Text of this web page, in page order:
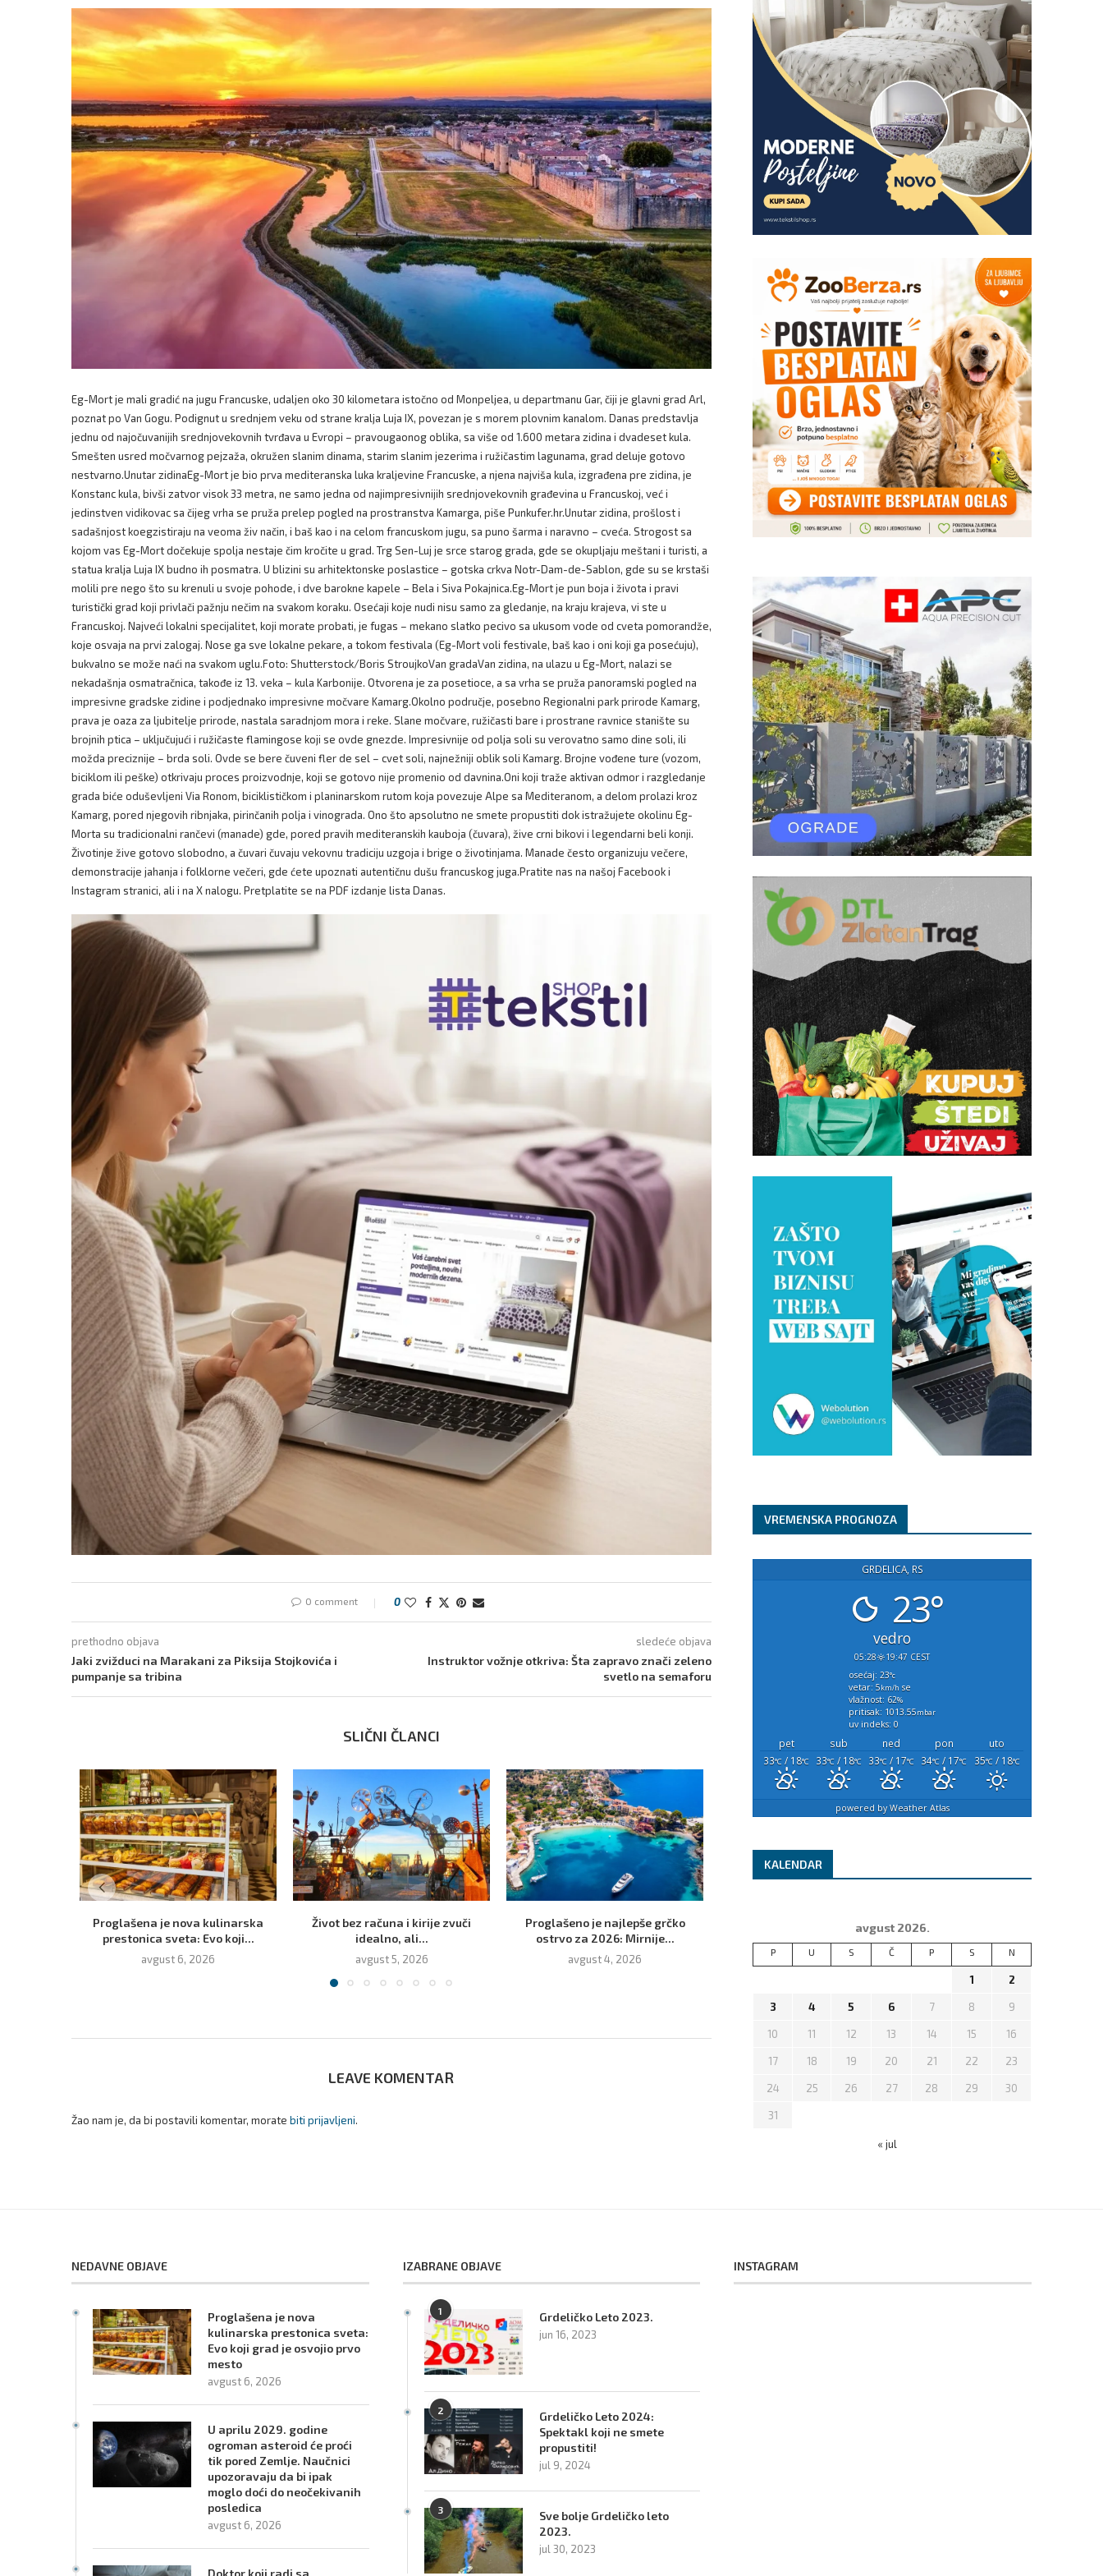
Eg-Mort je mali gradić na jugu Francuske, udaljen oko 30 kilometara istočno od Monpeljea, u departmanu Gar, čiji je glavni grad Arl,
poznat po Van Gogu. Podignut u srednjem veku od strane kralja Luja IX, povezan je s morem plovnim kanalom. Danas predstavlja
jednu od najočuvanijih srednjovekovnih tvrđava u Evropi – pravougaonog oblika, sa više od 1.600 metara zidina i dvadeset kula.
Smešten usred močvarnog pejzaža, okružen slanim dinama, starim slanim jezerima i ružičastim lagunama, grad deluje gotovo
nestvarno.Unutar zidinaEg-Mort je bio prva mediteranska luka kraljevine Francuske, a njena najviša kula, izgrađena pre zidina, je
Konstanc kula, bivši zatvor visok 33 metra, ne samo jedna od najimpresivnijih srednjovekovnih građevina u Francuskoj, već i
jedinstven vidikovac sa čijeg vrha se pruža prelep pogled na prostranstva Kamarga, piše Punkufer.hr.Unutar zidina, prošlost i
sadašnjost koegzistiraju na veoma živ način, i baš kao i na celom francuskom jugu, sa puno šarma i naravno – cveća. Strogost sa
kojom vas Eg-Mort dočekuje spolja nestaje čim kročite u grad. Trg Sen-Luj je srce starog grada, gde se okupljaju meštani i turisti, a
statua kralja Luja IX budno ih posmatra. U blizini su arhitektonske poslastice – gotska crkva Notr-Dam-de-Sablon, gde su se krstaši
molili pre nego što su krenuli u svoje pohode, i dve barokne kapele – Bela i Siva Pokajnica.Eg-Mort je pun boja i života i pravi
turistički grad koji privlači pažnju nečim na svakom koraku. Osećaji koje nudi nisu samo za gledanje, na kraju krajeva, vi ste u
Francuskoj. Najveći lokalni specijalitet, koji morate probati, je fugas – mekano slatko pecivo sa ukusom vode od cveta pomorandže,
koje osvaja na prvi zalogaj. Nose ga sve lokalne pekare, a tokom festivala (Eg-Mort voli festivale, baš kao i oni koji ga posećuju),
bukvalno se može naći na svakom uglu.Foto: Shutterstock/Boris StroujkoVan gradaVan zidina, na ulazu u Eg-Mort, nalazi se
nekadašnja osmatračnica, takođe iz 13. veka – kula Karbonije. Otvorena je za posetioce, a sa vrha se pruža panoramski pogled na
impresivne gradske zidine i podjednako impresivne močvare Kamarg.Okolno područje, posebno Regionalni park prirode Kamarg,
prava je oaza za ljubitelje prirode, nastala saradnjom mora i reke. Slane močvare, ružičasti bare i prostrane ravnice stanište su
brojnih ptica – uključujući i ružičaste flamingose koji se ovde gnezde. Impresivnije od polja soli su verovatno samo dine soli, ili
možda preciznije – brda soli. Ovde se bere čuveni fler de sel – cvet soli, najnežniji oblik soli Kamarg. Brojne vođene ture (vozom,
biciklom ili peške) otkrivaju proces proizvodnje, koji se gotovo nije promenio od davnina.Oni koji traže aktivan odmor i razgledanje
grada biće oduševljeni Via Ronom, biciklističkom i planinarskom rutom koja povezuje Alpe sa Mediteranom, a delom prolazi kroz
Kamarg, pored njegovih ribnjaka, pirinčanih polja i vinograda. Ono što apsolutno ne smete propustiti dok istražujete okolinu Eg-
Morta su tradicionalni rančevi (manade) gde, pored pravih mediteranskih kauboja (čuvara), žive crni bikovi i legendarni beli konji.
Životinje žive gotovo slobodno, a čuvari čuvaju vekovnu tradiciju uzgoja i brige o životinjama. Manade često organizuju večere,
demonstracije jahanja i folklorne večeri, gde ćete upoznati autentičnu dušu francuskog juga.Pratite nas na našoj Facebook i
Instagram stranici, ali i na X nalogu. Pretplatite se na PDF izdanje lista Danas.
0 comment 0
prethodno objava
Jaki zvižduci na Marakani za Piksija Stojkovića i
pumpanje sa tribina
sledeće objava
Instruktor vožnje otkriva: Šta zapravo znači zeleno
svetlo na semaforu
SLIČNI ČLANCI
Proglašena je nova kulinarska
prestonica sveta: Evo koji...
avgust 6, 2026
Život bez računa i kirije zvuči
idealno, ali...
avgust 5, 2026
Proglašeno je najlepše grčko
ostrvo za 2026: Mirnije...
avgust 4, 2026
Island ima neobičan zahtev za
avgust 2, 2026 avgust 1, 2026
LEAVE KOMENTAR
Žao nam je, da bi postavili komentar, morate biti prijavljeni.
VREMENSKA PROGNOZA
GRDELICA, RS
23°
vedro
05:28
19:47 CEST
osećaj: 23°c
vetar: 5km/h se
vlažnost: 62%
pritisak: 1013.55mbar
uv indeks: 0
pet sub ned pon
uto
33°C / 18°C 33°C / 18°C 33°C / 17°C 34°C / 17°C 35°C/ 18°C
powered byWeather Atlas
KALENDAR
avgust 2026.
P U S Č P S N
1 2
3 4 5 6 7 8 9
10 11 12 13 14 15 16
17 18 19 20 21 22 23
24 25 26 27 28 29 30
31
« jul
NEDAVNE OBJAVE
Proglašena je nova
kulinarska prestonica sveta:
Evo koji grad je osvojio prvo
mesto
avgust 6, 2026
U aprilu 2029. godine
ogroman asteroid će proći
tik pored Zemlje. Naučnici
upozoravaju da bi ipak
moglo doći do neočekivanih
posledica
avgust 6, 2026
IZABRANE OBJAVE
1 Grdeličko Leto 2023.
jun 16, 2023
2
Grdeličko Leto 2024:
Spektakl koji ne smete
propustiti!
jul 9, 2024
3
Sve bolje Grdeličko leto
2023.
jul 30, 2023
INSTAGRAM